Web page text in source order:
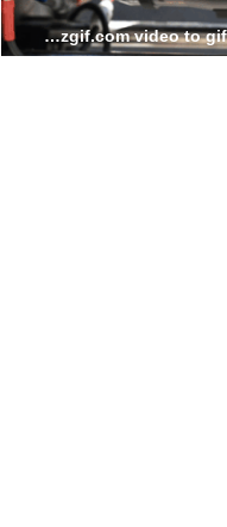
FIZLOCK2 ezgif.com video to gif converter